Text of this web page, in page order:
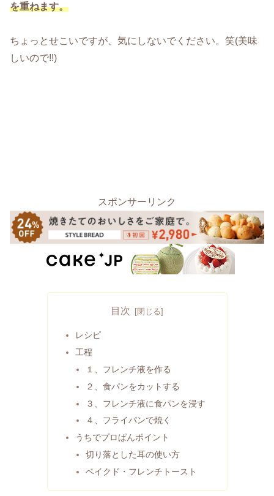
を重ねます。
ちょっとせこいですが、気にしないでください。笑(美味
しいので!!)
スポンサーリンク
目次
レシピ
工程
１、フレンチ液を作る
２、食パンをカットする
３、フレンチ液に食パンを浸す
４、フライパンで焼く
うちでプロぱんポイント
切り落とした耳の使い方
ベイクド・フレンチトースト